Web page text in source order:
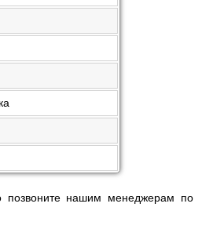
позвоните нашим менеджерам по